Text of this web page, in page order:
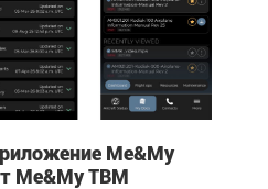
Me&My
Me&My TBM